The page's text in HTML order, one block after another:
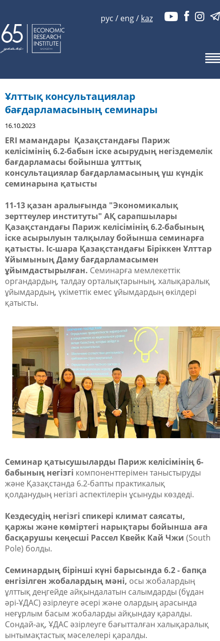
рус / eng/ kaz
Ұлттық консультациялар
бағдарламасының семинары
16.10.2023
ERI мамандары Қазақстандағы Париж
келісімінің 6.2-бабын іске асырудың негіздемелік
бағдарламасы бойынша ұлттық
консультациялар бағдарламасының үш күндік
семинарына қатысты
11-13 қазан аралығында "Экономикалық
зерттеулер институты" АҚ сарапшылары
Қазақстандағы Париж келісімінің 6.2-бабының
іске асырылуын талқылау бойынша семинарға
қатысты. Іс-шара Қазақстандағы Біріккен Ұлттар
Ұйымының Даму бағдарламасымен
ұйымдастырылған. Семинарға мемлекеттік
органдардың, талдау орталықтарының, халықаралық
ұйымдардың, үкіметтік емес ұйымдардың өкілдері
қатысты.
Семинар қатысушыларды Париж келісімінің 6-
бабының негізгі компоненттерімен таныстыруды
және Қазақстанда 6.2-бапты практикалық
қолданудың негізгі аспектілерін ұсынуды көздеді.
Кездесудің негізгі спикері климат саясаты,
қаржы және көміртегі нарықтары бойынша аға
басқарушы кеңесші Рассел Квейк Кай Чжи (South
Pole) болды.
Семинардың бірінші күні барысында 6.2 - бапқа
енгізілген жобалардың мәні, осы жобалардың
ұлттық деңгейде айқындалатын салымдарды (бұдан
әрі-ҰДАС) әзірлеуге әсері және олардың арасында
неғұрлым басым жобаларды айқындау қаралды.
Сондай-ақ, ҰДАС әзірлеуге бағытталған халықаралық
ынтымақтастық мәселелері қаралды.